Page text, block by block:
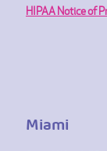
HIPAA Notice of
Miami